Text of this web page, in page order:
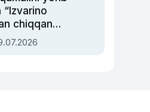
“Izvarino
chiqqan
— Ukraina